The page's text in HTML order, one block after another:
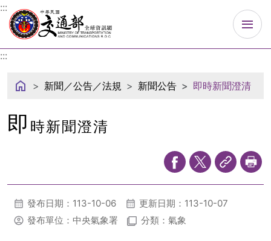
中華民國交通部
:::
:::
新聞／公告／法規 新聞公告 即時新聞澄清
即 時新聞澄清
發布日期：113-10-06
更新日期：113-10-07
發布單位：中央氣象署
分類：氣象